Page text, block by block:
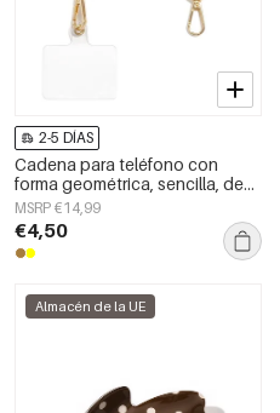
2-5 DÍAS
Cadena para teléfono con
forma geométrica, sencilla, de
acrílico, accesorio de uso
diario.
MSRP €14,99
€4,50
Almacén de la UE